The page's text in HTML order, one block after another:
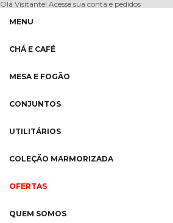
Olá Visitante! Acesse sua conta e pedidos
MENU
CHÁ E CAFÉ
MESA E FOGÃO
CONJUNTOS
UTILITÁRIOS
COLEÇÃO MARMORIZADA
OFERTAS
QUEM SOMOS